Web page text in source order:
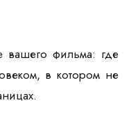
вашего фильма: где
в котором не